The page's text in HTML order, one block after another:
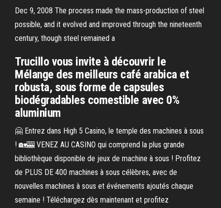
Dec 9, 2008 The process made the mass-production of steel
possible, and it evolved and improved through the nineteenth
century, though steel remained a
Trucillo vous invite à découvrir le
Mélange des meilleurs café arabica et
robusta, sous forme de capsules
biodégradables comestible avec 0%
aluminium
🤗 Entrez dans High 5 Casino, le temple des machines à sous
! 🏡🎰 VENEZ AU CASINO qui comprend la plus grande
bibliothèque disponible de jeux de machine à sous ! Profitez
de PLUS DE 400 machines à sous célèbres, avec de
nouvelles machines à sous et événements ajoutés chaque
semaine ! Téléchargez dès maintenant et profitez